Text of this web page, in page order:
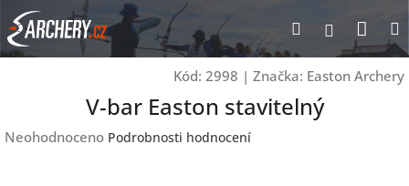
Přejít
na
obsah
Hledat
Kód: 2998 | Značka: Easton Archery
V-bar Easton stavitelný
Průměrné
Neohodnoceno Podrobnosti hodnocení